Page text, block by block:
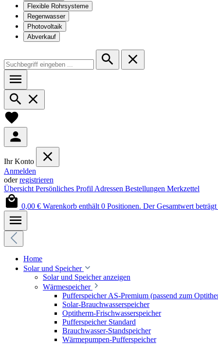
Flexible Rohrsysteme
Regenwasser
Photovoltaik
Abverkauf
Ihr Konto
Anmelden
oderregistrieren
Übersicht Persönliches Profil Adressen Bestellungen Merkzettel
0,00 € Warenkorb enthält 0 Positionen. Der Gesamtwert
Home
Solar und Speicher
Solar und Speicher anzeigen
Wärmespeicher
Pufferspeicher AS-Premium (passend zum
Solar-Brauchwasserspeicher
Optitherm-Frischwasserspeicher
Pufferspeicher Standard
Brauchwasser-Standspeicher
Wärmepumpen-Pufferspeicher